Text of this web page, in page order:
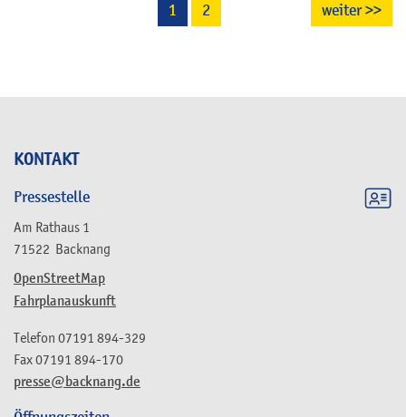
KONTAKT
Pressestelle
Am Rathaus 1
71522 Backnang
OpenStreetMap
Fahrplanauskunft
presse@backnang.de
Telefon 07191 894-329
Fax07191 894-170
durchgeführt. Die Aktion wurde von der
unterstützt.
1 2 weiter >>